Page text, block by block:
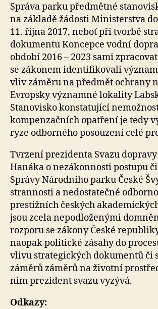
Správa parku předmětné
na základě žádosti Ministerstva
11. října 2017, neboť při tvorbě
dokumentu Koncepce vodní
období 2016 – 2023 sami
se zákonem identifikovali
vliv záměru na předmět ochrany
Evropsky významné lokality
Stanovisko konstatující
kompenzačních opatření je tedy
ryze odborného posouzení celé
Tvrzení prezidenta Svazu dopravy
Hanáka o nezákonnosti postupu
Správy Národního parku České
strannosti a nedostatečné
prestižních českých
jsou zcela nepodloženými
rozporu se zákony České
naopak politické zásahy do
vlivu strategických dokumentů či
záměrů záměrů na životní
nim prezident svazu vyzývá.
Odkazy: